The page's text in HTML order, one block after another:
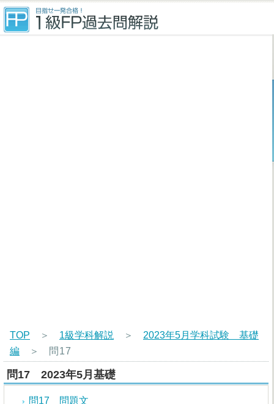
TOP ＞ 1級学科解説 ＞ 2023年5月学科試験 基礎
編 ＞ 問17
問17 2023年5月基礎
問17 問題文